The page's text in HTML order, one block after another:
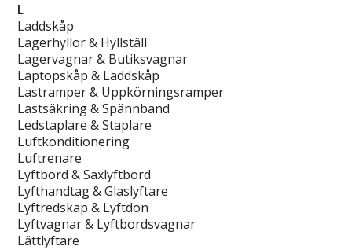
L
Laddskåp
Lagerhyllor & Hyllställ
Lagervagnar & Butiksvagnar
Laptopskåp & Laddskåp
Lastramper & Uppkörningsramper
Lastsäkring & Spännband
Ledstaplare & Staplare
Luftkonditionering
Luftrenare
Lyftbord & Saxlyftbord
Lyfthandtag & Glaslyftare
Lyftredskap & Lyftdon
Lyftvagnar & Lyftbordsvagnar
Lättlyftare